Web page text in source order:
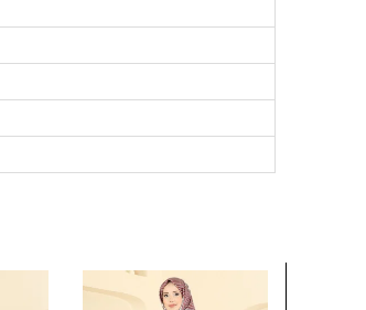
Bel
Boy
104
88